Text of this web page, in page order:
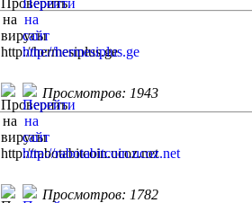
Просмотров: 1943
Просмотров: 1782